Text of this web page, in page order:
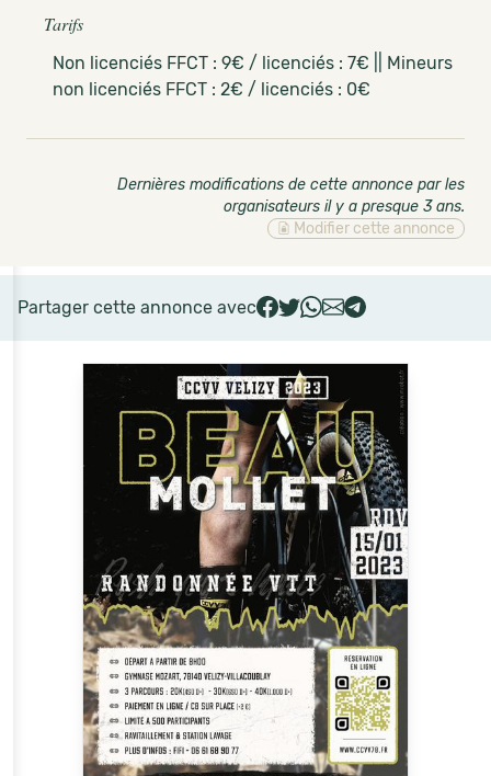
Tarifs
Non licenciés FFCT : 9€ / licenciés : 7€ || Mineurs
non licenciés FFCT : 2€ / licenciés : 0€
Dernières modifications de cette annonce par les
organisateurs il y a presque 3 ans.
Modifier cette annonce
Partager cette annonce avec